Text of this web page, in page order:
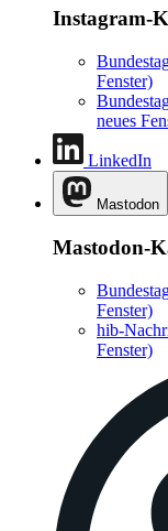
Instagram-
Fenster)
neues
LinkedIn
Mastodon
Mastodon-
Fenster)
hib-
Fenster)